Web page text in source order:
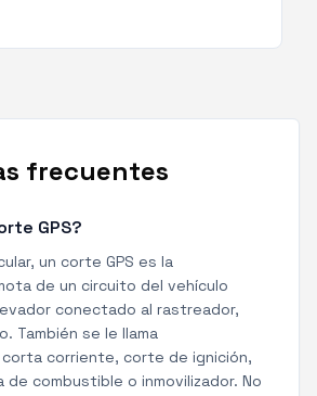
frecuentes
GPS?
un corte GPS es la
de un circuito del vehículo
conectado al rastreador,
También se le llama
corriente, corte de ignición,
combustible o inmovilizador. No